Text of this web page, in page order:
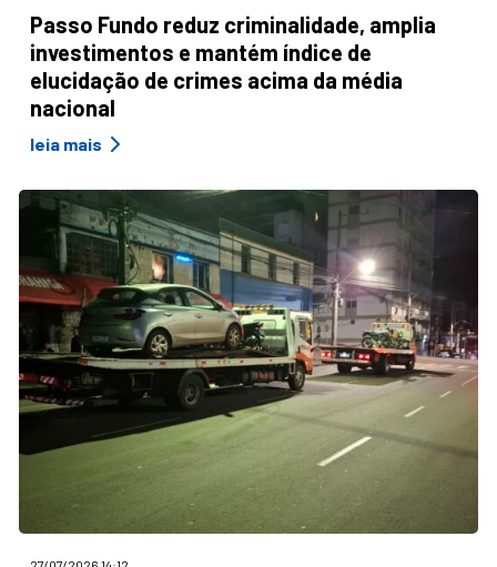
Passo Fundo reduz criminalidade, amplia
investimentos e mantém índice de
elucidação de crimes acima da média
nacional
leia mais